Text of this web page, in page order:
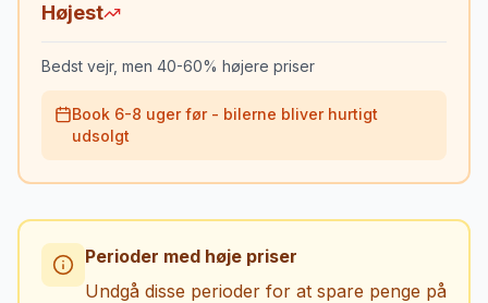
Højest
Bedst vejr, men 40-60% højere priser
Book 6-8 uger før - bilerne bliver hurtigt
udsolgt
Perioder med høje priser
Undgå disse perioder for at spare penge på